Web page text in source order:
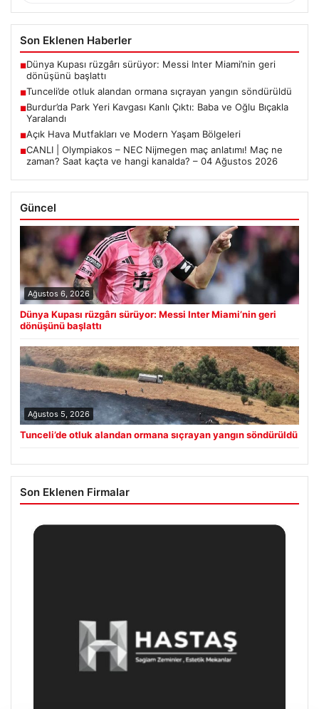
Son Eklenen Haberler
■Dünya Kupası rüzgârı sürüyor: Messi Inter Miami’nin geri
dönüşünü başlattı
■Tunceli’de otluk alandan ormana sıçrayan yangın söndürüldü
■Burdur’da Park Yeri Kavgası Kanlı Çıktı: Baba ve Oğlu Bıçakla
Yaralandı
■Açık Hava Mutfakları ve Modern Yaşam Bölgeleri
■CANLI | Olympiakos – NEC Nijmegen maç anlatımı! Maç ne
zaman? Saat kaçta ve hangi kanalda? – 04 Ağustos 2026
Güncel
Ağustos 6, 2026
Dünya Kupası rüzgârı sürüyor: Messi Inter Miami’nin geri
dönüşünü başlattı
Ağustos 5, 2026
Tunceli’de otluk alandan ormana sıçrayan yangın söndürüldü
Son Eklenen Firmalar